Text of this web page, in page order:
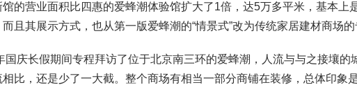
馆的营业面积比四惠的爱蜂潮体验馆扩大了1倍，达5万多平米，基本上
且其展示方式，也从第一版爱蜂潮的“情景式”改为传统家居建材商场的
国庆长假期间专程拜访了位于北京南三环的爱蜂潮，人流与与之接壤的
比，还是少了一大截。整个商场有相当一部分商铺在装修，总体印象